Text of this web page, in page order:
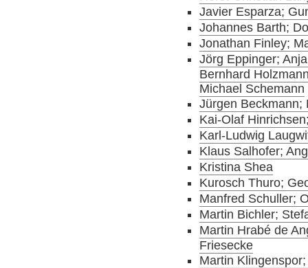
Javier Esparza;
Johannes Barth;
Jonathan Finley;
Jörg Eppinger;
Bernhard
Michael Schemann
Jürgen Beckmann;
Kai-Olaf
Karl-Ludwig
Klaus Salhofer;
Kristina Shea
Kurosch Thuro;
Manfred Schuller;
Martin Bichler;
Martin Hrabé de
Friesecke
Martin